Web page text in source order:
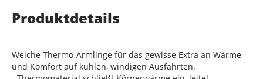
Produktdetails
Weiche Thermo-Armlinge für das gewisse Extra an Wärme
und Komfort auf kühlen, windigen Ausfahrten.